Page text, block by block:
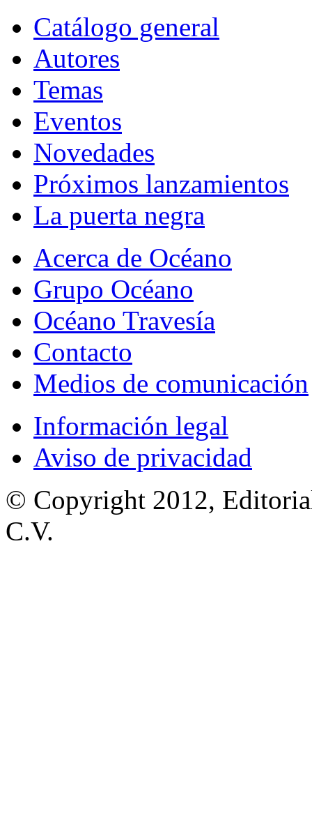
Catálogo general
Autores
Temas
Eventos
Novedades
Próximos lanzamientos
La puerta negra
Acerca de Océano
Grupo Océano
Océano Travesía
Contacto
Medios de comunicación
Información legal
Aviso de privacidad
© Copyright 2012,
C.V.